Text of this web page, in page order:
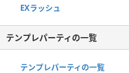
EXラッシュ
テンプレパーティの一覧
テンプレパーティの一覧